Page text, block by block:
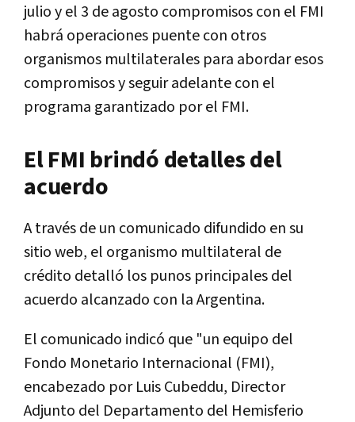
julio y el 3 de agosto compromisos con el FMI
habrá operaciones puente con otros
organismos multilaterales para abordar esos
compromisos y seguir adelante con el
programa garantizado por el FMI.
El FMI brindó detalles del
acuerdo
A través de un comunicado difundido en su
sitio web, el organismo multilateral de
crédito detalló los punos principales del
acuerdo alcanzado con la Argentina.
El comunicado indicó que "un equipo del
Fondo Monetario Internacional (FMI),
encabezado por Luis Cubeddu, Director
Adjunto del Departamento del Hemisferio